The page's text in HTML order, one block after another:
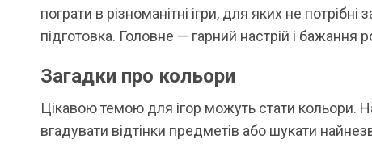
пограти в різноманітні ігри, для яких не потрібні
підготовка. Головне — гарний настрій і бажання
Загадки про кольори
Цікавою темою для ігор можуть стати кольори.
вгадувати відтінки предметів або шукати